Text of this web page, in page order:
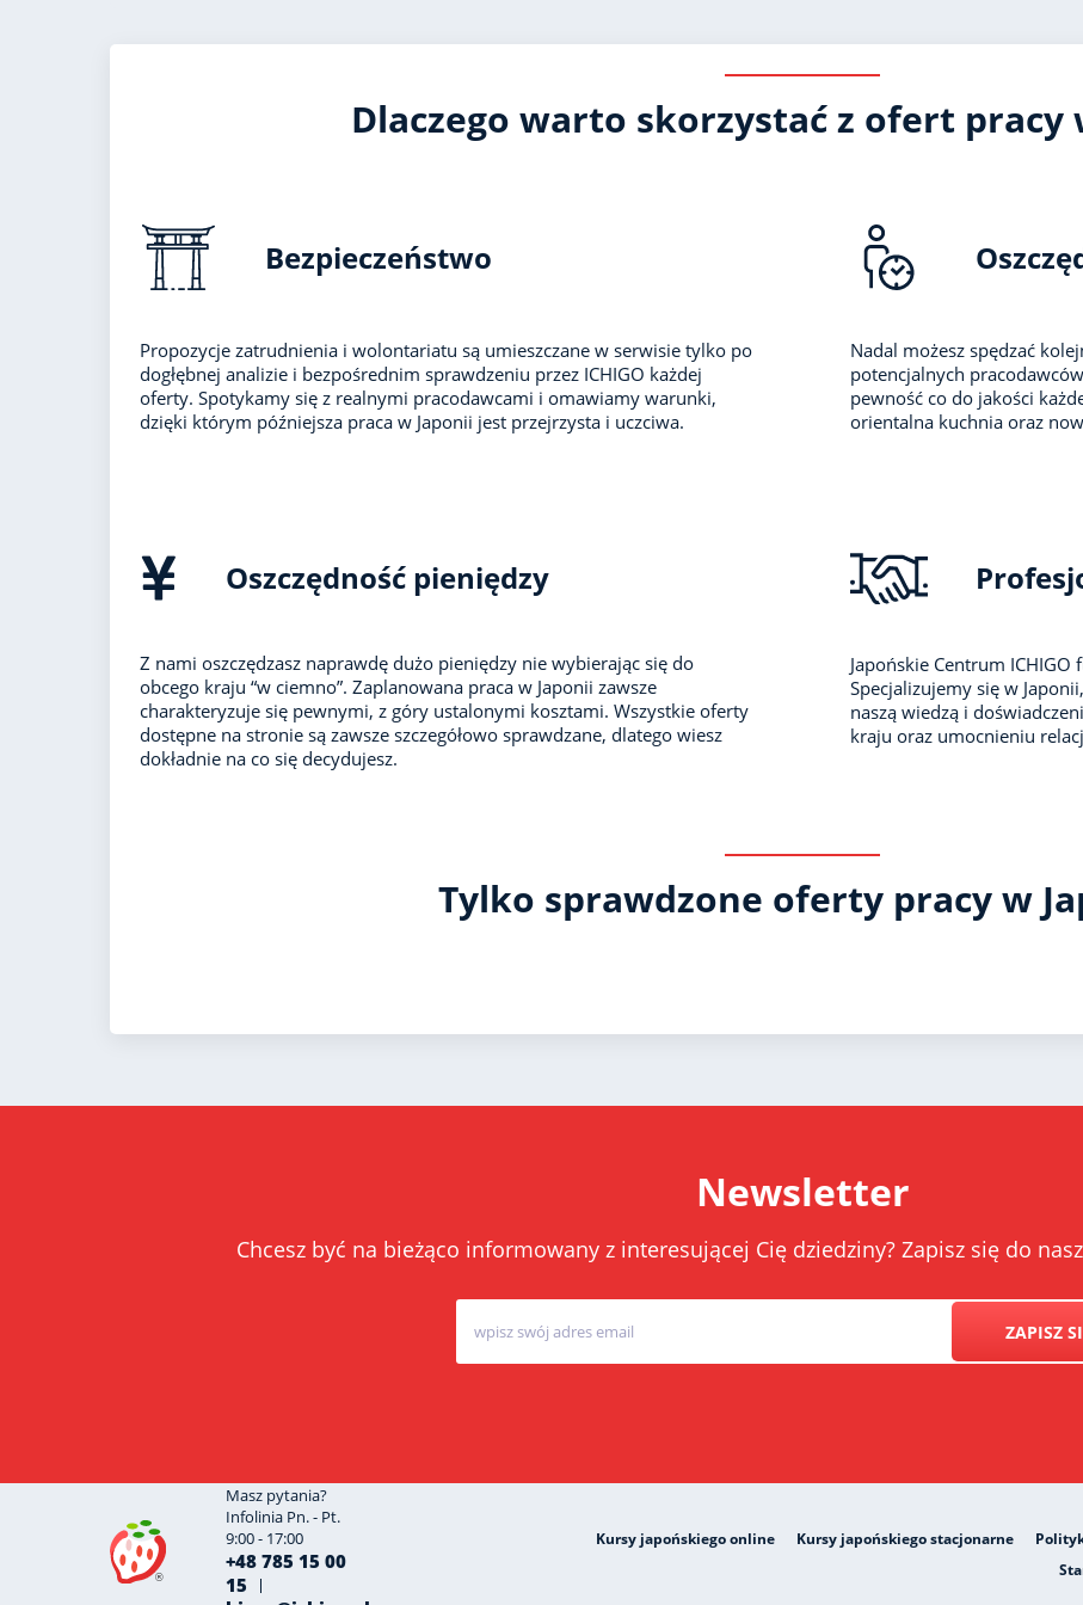
Dlaczego warto skorzystać z ofert pracy
Bezpieczeństwo
Propozycje zatrudnienia i wolontariatu są umieszczane w serwisie tylko po
dogłębnej analizie i bezpośrednim sprawdzeniu przez ICHIGO każdej
oferty. Spotykamy się z realnymi pracodawcami i omawiamy warunki,
dzięki którym późniejsza praca w Japonii jest przejrzysta i uczciwa.
Nadal możesz spędzać
potencjalnych
pewność co do jakości
orientalna kuchnia oraz
Oszczędność pieniędzy
Z nami oszczędzasz naprawdę dużo pieniędzy nie wybierając się do
obcego kraju “w ciemno”. Zaplanowana praca w Japonii zawsze
charakteryzuje się pewnymi, z góry ustalonymi kosztami. Wszystkie oferty
dostępne na stronie są zawsze szczegółowo sprawdzane, dlatego wiesz
dokładnie na co się decydujesz.
Japońskie Centrum
Specjalizujemy się w
naszą wiedzą i
kraju oraz umocnieniu
Tylko sprawdzone oferty pracy w
Newsletter
Chcesz być na bieżąco informowany z interesującej Cię dziedziny? Zapisz się do
ZAPISZ
Masz pytania?
Infolinia Pn. - Pt.
9:00 - 17:00
+48 785 15 00
15
Kursy japońskiego online Kursy japońskiego stacjonarne